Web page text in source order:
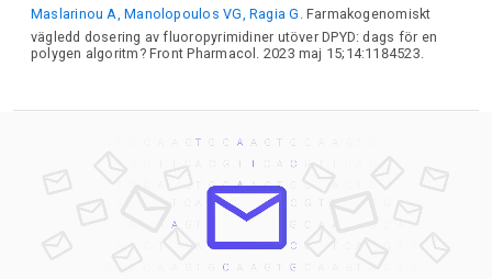
Maslarinou A, Manolopoulos VG, Ragia G. Farmakogenomiskt
vägledd dosering av fluoropyrimidiner utöver DPYD: dags för en
polygen algoritm? Front Pharmacol. 2023 maj 15;14:1184523.